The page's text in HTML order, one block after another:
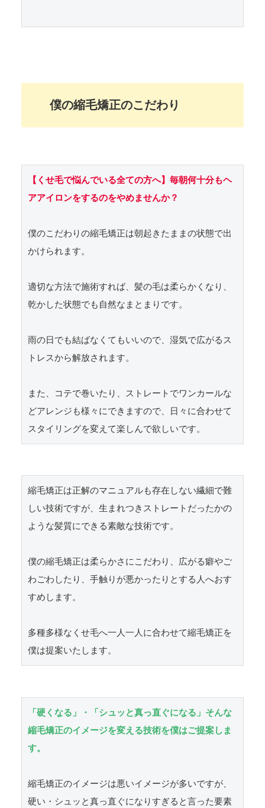
僕の縮毛矯正のこだわり
【くせ毛で悩んでいる全ての方へ】毎朝何十分もヘ
アアイロンをするのをやめませんか？
僕のこだわりの縮毛矯正は朝起きたままの状態で出
かけられます。
適切な方法で施術すれば、髪の毛は柔らかくなり、
乾かした状態でも自然なまとまりです。
雨の日でも結ばなくてもいいので、湿気で広がるス
トレスから解放されます。
また、コテで巻いたり、ストレートでワンカールな
どアレンジも様々にできますので、日々に合わせて
スタイリングを変えて楽しんで欲しいです。
縮毛矯正は正解のマニュアルも存在しない繊細で難
しい技術ですが、生まれつきストレートだったかの
ような髪質にできる素敵な技術です。
僕の縮毛矯正は柔らかさにこだわり、広がる癖やご
わごわしたり、手触りが悪かったりとする人へおす
すめします。
多種多様なくせ毛へ一人一人に合わせて縮毛矯正を
僕は提案いたします。
「硬くなる」・「シュッと真っ直ぐになる」そんな
縮毛矯正のイメージを変える技術を僕はご提案しま
す。
縮毛矯正のイメージは悪いイメージが多いですが、
硬い・シュッと真っ直ぐになりすぎると言った要素